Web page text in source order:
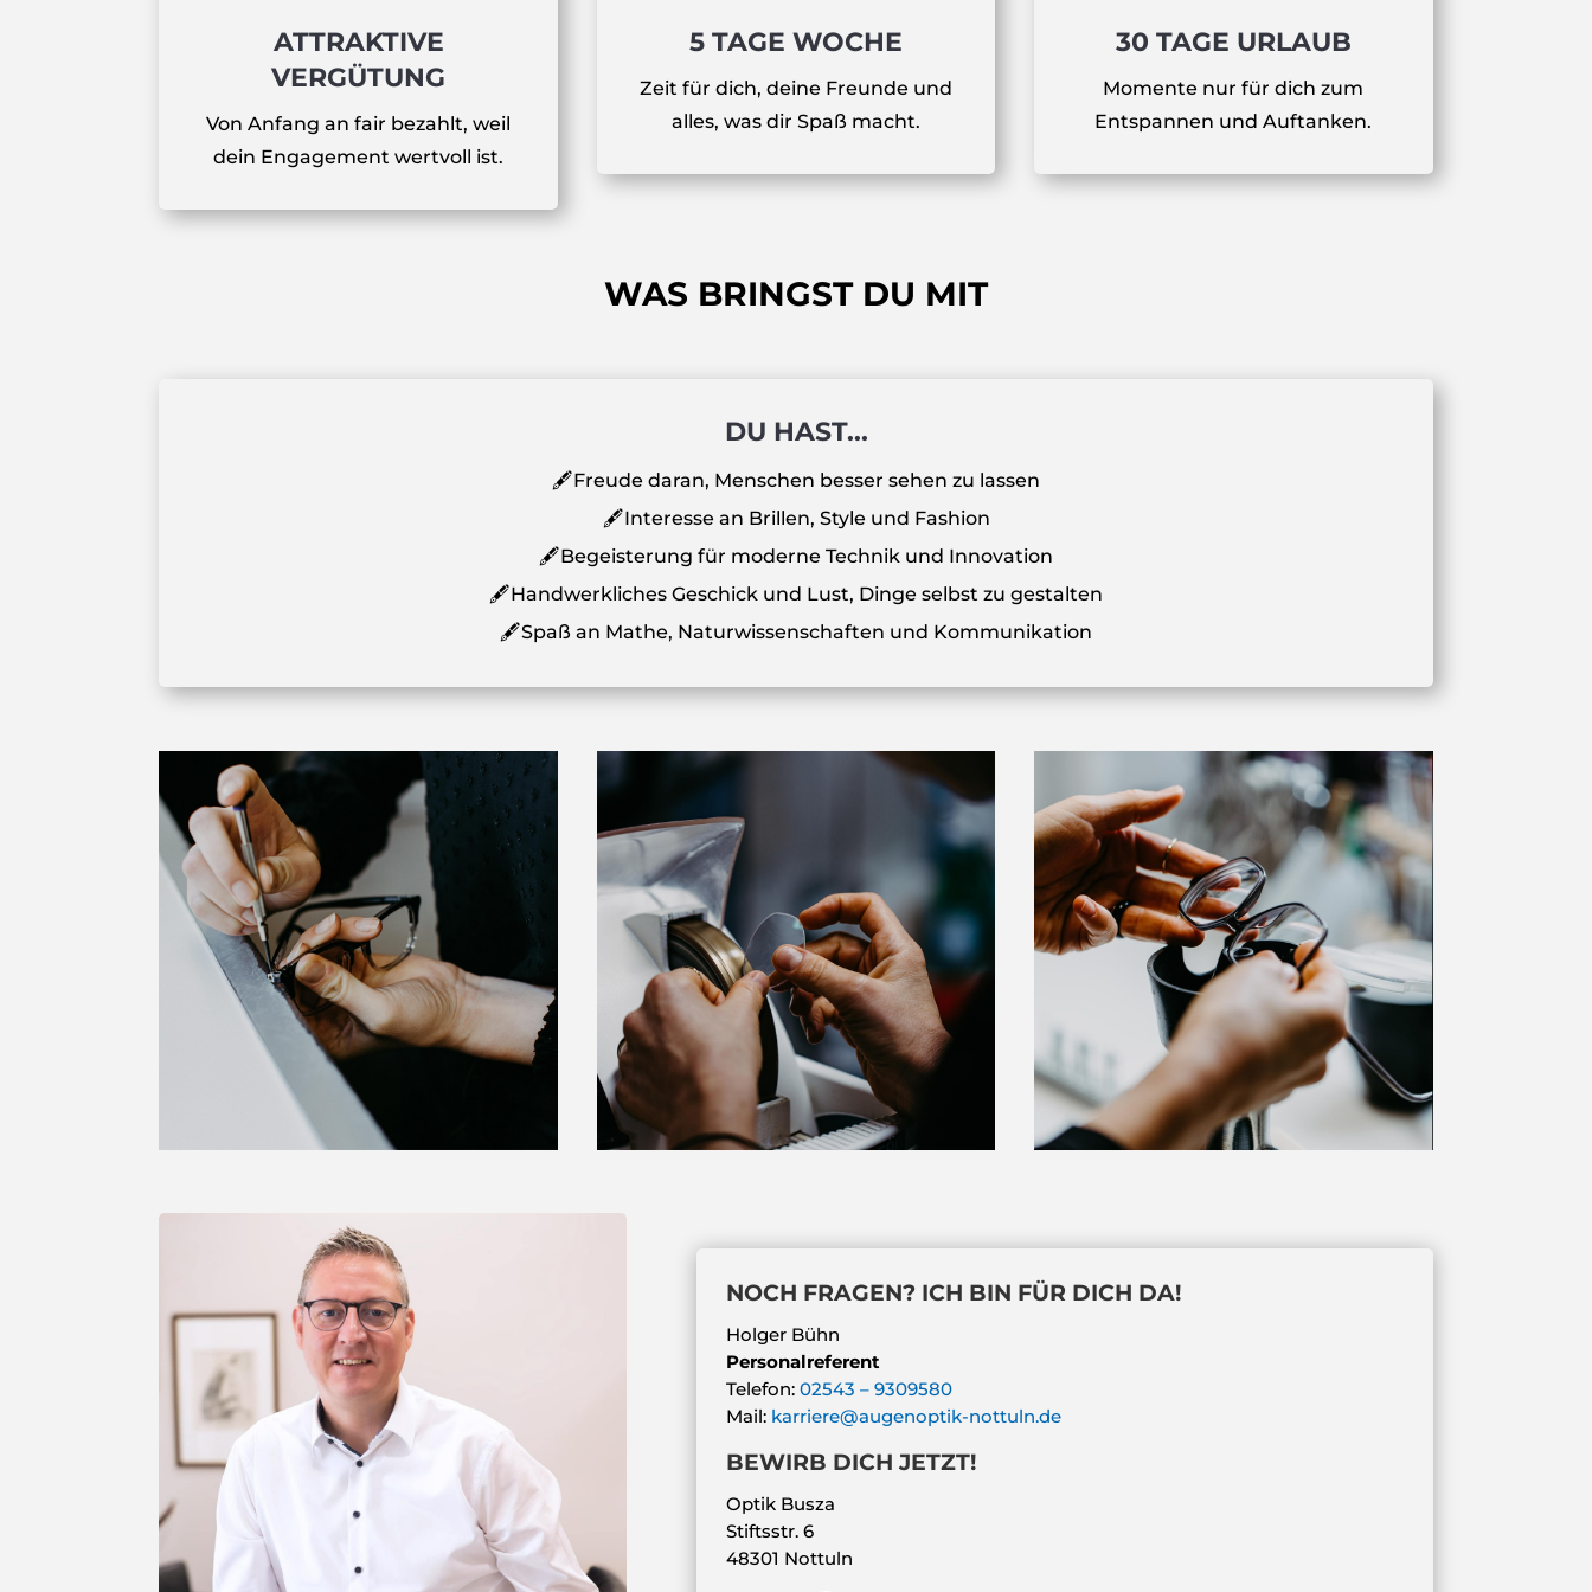
ATTRAKTIVE
VERGÜTUNG
Von Anfang an fair bezahlt, weil
dein Engagement wertvoll ist.
5 TAGE WOCHE
Zeit für dich, deine Freunde und
alles, was dir Spaß macht.
30 TAGE URLAUB
Momente nur für dich zum
Entspannen und Auftanken.
WAS BRINGST DU MIT
DU HAST...
🖋️Freude daran, Menschen besser sehen zu lassen
🖋️Interesse an Brillen, Style und Fashion
🖋️Begeisterung für moderne Technik und Innovation
🖋️Handwerkliches Geschick und Lust, Dinge selbst zu gestalten
🖋️Spaß an Mathe, Naturwissenschaften und Kommunikation
NOCH FRAGEN? ICH BIN FÜR DICH DA!
Holger Bühn
Personalreferent
Telefon:02543 – 9309580
Mail: karriere@augenoptik-nottuln.de
BEWIRB DICH JETZT!
Optik Busza
Stiftsstr. 6
48301 Nottuln